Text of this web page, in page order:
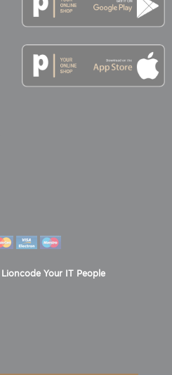
Lioncode Your IT People